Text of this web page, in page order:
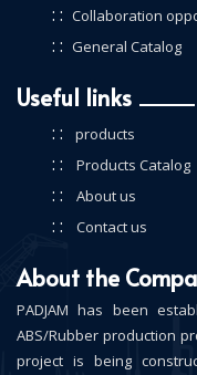
: : Collaboration
: : General Catalog
Useful links
: : products
: : Products Catalog
: : About us
: : Contact us
About the
PADJAM has been
ABS/Rubber production
project is being